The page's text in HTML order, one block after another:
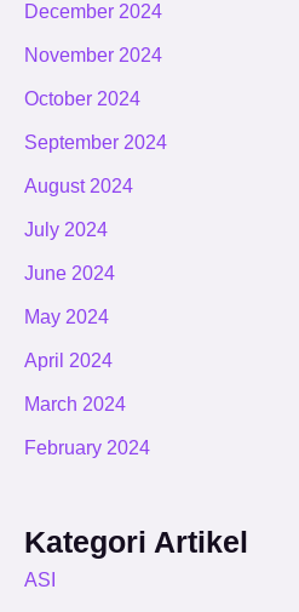
December 2024
November 2024
October 2024
September 2024
August 2024
July 2024
June 2024
May 2024
April 2024
March 2024
February 2024
Kategori Artikel
ASI